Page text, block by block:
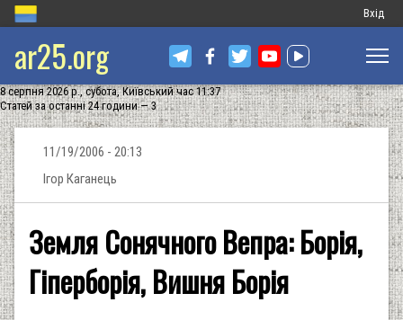
Меню
запису
Вхід
ar25.org
8 серпня 2026 р., субота, Київський час 11:37
Статей за останні 24 години — 3
11/19/2006 - 20:13
Ігор Каганець
Земля Сонячного Вепра: Борія,
Гіперборія, Вишня Борія